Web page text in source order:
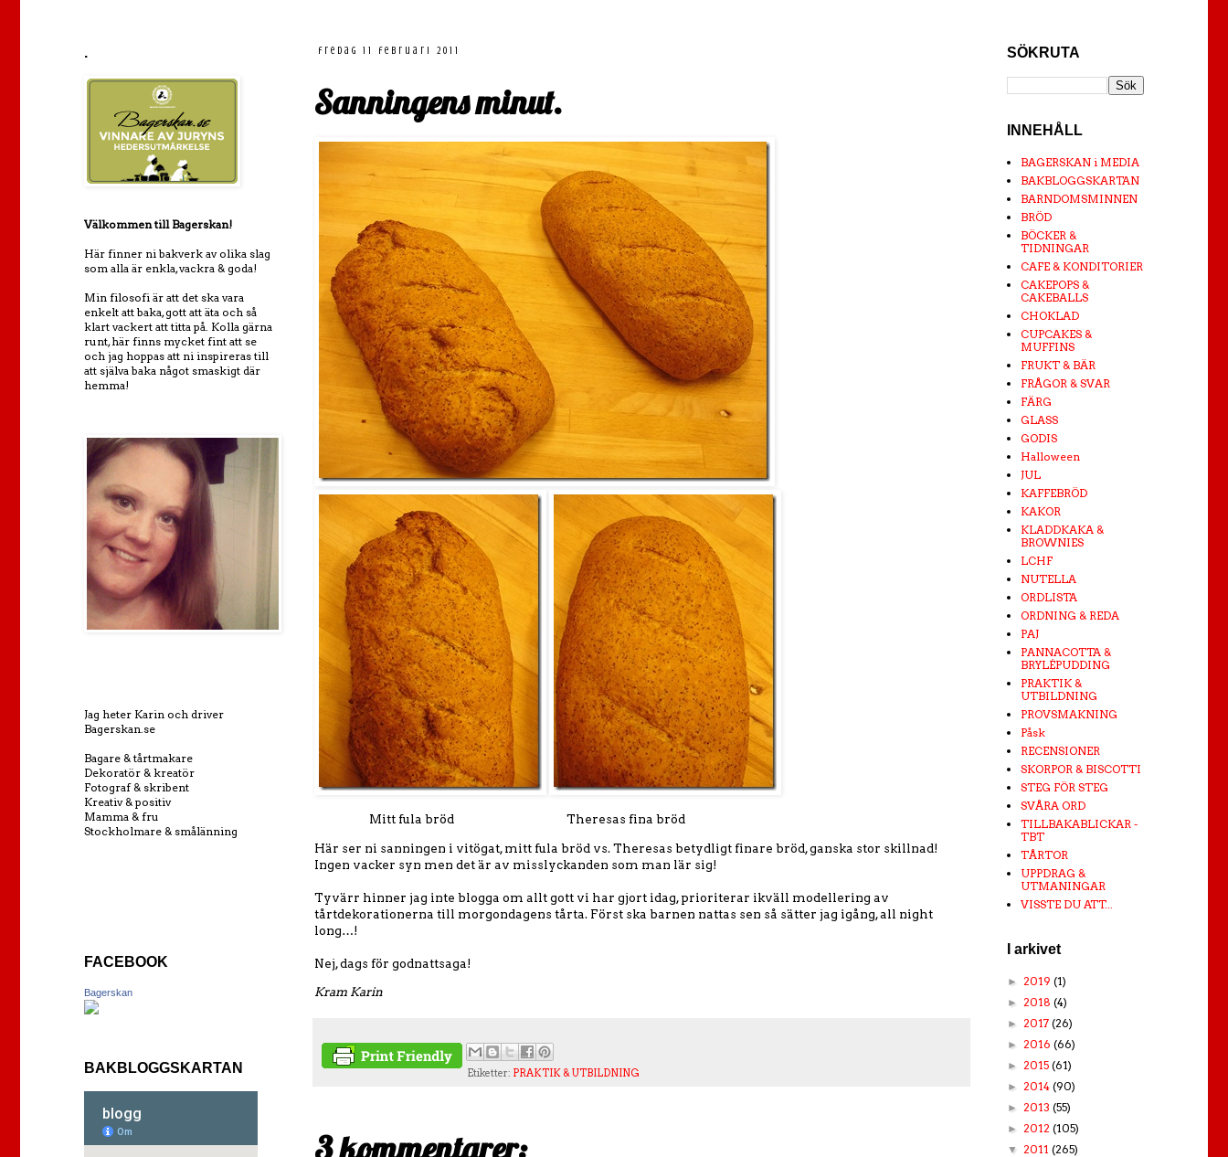
fredag 11 februari 2011
Sanningens minut.
Mitt fula bröd Theresas fina bröd
Här ser ni sanningen i vitögat, mitt fula bröd vs. Theresas betydligt finare bröd, ganska stor skillnad!
Ingen vacker syn men det är av misslyckanden som man lär sig!
Tyvärr hinner jag inte blogga om allt gott vi har gjort idag, prioriterar ikväll modellering av
tårtdekorationerna till morgondagens tårta. Först ska barnen nattas sen så sätter jag igång, all night
long…!
Nej, dags för godnattsaga!
Kram Karin
Etiketter: PRAKTIK & UTBILDNING
3 kommentarer:
.
Välkommen till Bagerskan!
Här finner ni bakverk av olika slag
som alla är enkla, vackra & goda!
Min filosofi är att det ska vara
enkelt att baka, gott att äta och så
klart vackert att titta på. Kolla gärna
runt, här finns mycket fint att se
och jag hoppas att ni inspireras till
att själva baka något smaskigt där
hemma!
Jag heter Karin och driver
Bagerskan.se
Bagare & tårtmakare
Dekoratör & kreatör
Fotograf & skribent
Kreativ & positiv
Mamma & fru
Stockholmare & smålänning
FACEBOOK
Bagerskan
BAKBLOGGSKARTAN
SÖKRUTA
INNEHÅLL
BAGERSKAN i MEDIA
BAKBLOGGSKARTAN
BARNDOMSMINNEN
BRÖD
BÖCKER &
TIDNINGAR
CAFE & KONDITORIER
CAKEPOPS &
CAKEBALLS
CHOKLAD
CUPCAKES &
MUFFINS
FRUKT & BÄR
FRÅGOR & SVAR
FÄRG
GLASS
GODIS
Halloween
JUL
KAFFEBRÖD
KAKOR
KLADDKAKA &
BROWNIES
LCHF
NUTELLA
ORDLISTA
ORDNING & REDA
PAJ
PANNACOTTA &
BRYLÉPUDDING
PRAKTIK &
UTBILDNING
PROVSMAKNING
Påsk
RECENSIONER
SKORPOR & BISCOTTI
STEG FÖR STEG
SVÅRA ORD
TILLBAKABLICKAR -
TBT
TÅRTOR
UPPDRAG &
UTMANINGAR
VISSTE DU ATT...
I arkivet
► 2019 (1)
► 2018 (4)
► 2017 (26)
► 2016 (66)
► 2015 (61)
► 2014 (90)
► 2013 (55)
► 2012 (105)
▼ 2011 (265)